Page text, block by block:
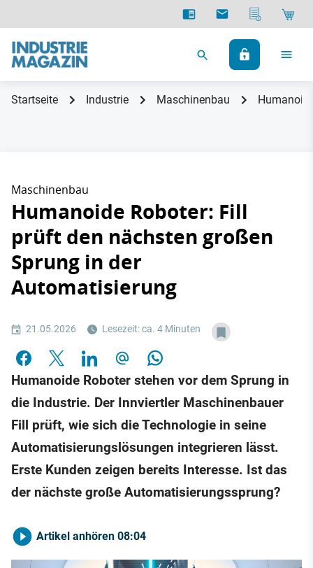
Startseite Industrie Maschinenbau
Maschinenbau
Humanoide Roboter: Fill
prüft den nächsten großen
Sprung in der
Automatisierung
21.05.2026 Lesezeit: ca. 4 Minuten
Humanoide Roboter stehen vor dem Sprung in
die Industrie. Der Innviertler Maschinenbauer
Fill prüft, wie sich die Technologie in seine
Automatisierungslösungen integrieren lässt.
Erste Kunden zeigen bereits Interesse. Ist das
der nächste große Automatisierungssprung?
Artikel anhören 08:04